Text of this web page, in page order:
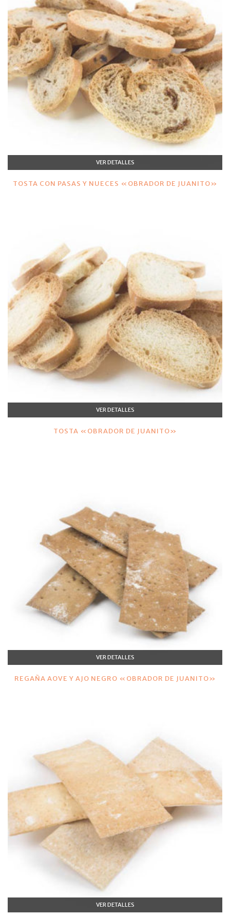
VER DETALLES
TOSTA CON PASAS Y NUECES «OBRADOR DE JUANITO»
VER DETALLES
TOSTA «OBRADOR DE JUANITO»
VER DETALLES
REGAÑA AOVE Y AJO NEGRO «OBRADOR DE JUANITO»
VER DETALLES